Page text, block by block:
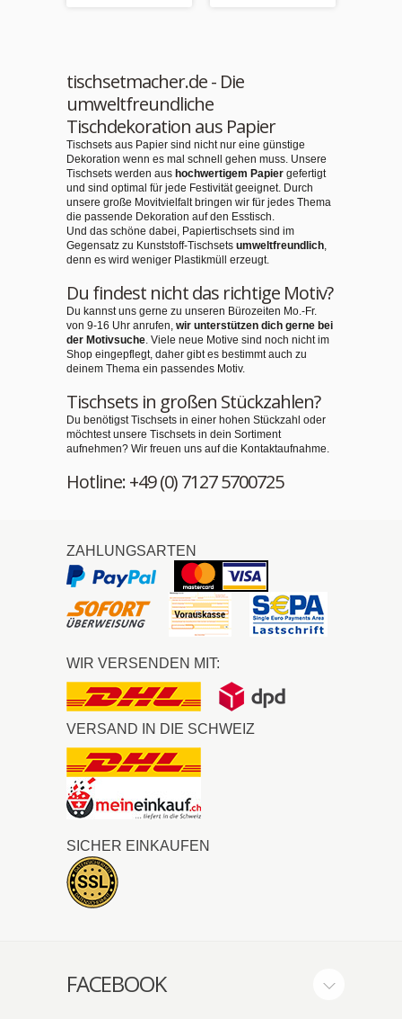
tischsetmacher.de - Die
umweltfreundliche
Tischdekoration aus Papier
Tischsets aus Papier sind nicht nur eine günstige
Dekoration wenn es mal schnell gehen muss. Unsere
Tischsets werden aus hochwertigem Papier gefertigt
und sind optimal für jede Festivität geeignet. Durch
unsere große Movitvielfalt bringen wir für jedes Thema
die passende Dekoration auf den Esstisch.
Und das schöne dabei, Papiertischsets sind im
Gegensatz zu Kunststoff-Tischsets umweltfreundlich,
denn es wird weniger Plastikmüll erzeugt.
Du findest nicht das richtige Motiv?
Du kannst uns gerne zu unseren Bürozeiten Mo.-Fr.
von 9-16 Uhr anrufen, wir unterstützen dich gerne bei
der Motivsuche. Viele neue Motive sind noch nicht im
Shop eingepflegt, daher gibt es bestimmt auch zu
deinem Thema ein passendes Motiv.
Tischsets in großen Stückzahlen?
Du benötigst Tischsets in einer hohen Stückzahl oder
möchtest unsere Tischsets in dein Sortiment
aufnehmen? Wir freuen uns auf die Kontaktaufnahme.
Hotline: +49 (0) 7127 5700725
ZAHLUNGSARTEN
WIR VERSENDEN MIT:
VERSAND IN DIE SCHWEIZ
SICHER EINKAUFEN
FACEBOOK